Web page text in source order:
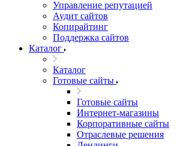
Управление репутацией
Аудит сайтов
Копирайтинг
Поддержка сайтов
Каталог
Каталог
Готовые сайты
Готовые сайты
Интернет-магазины
Корпоративные сайты
Отраслевые решения